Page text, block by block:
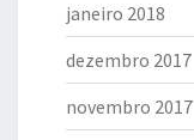
janeiro 2018
dezembro 2017
novembro 2017